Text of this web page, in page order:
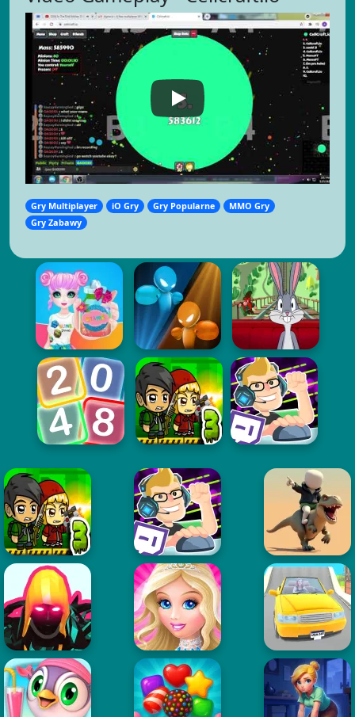
Gry Multiplayer iO Gry Gry Popularne
MMO Gry
Gry Zabawy